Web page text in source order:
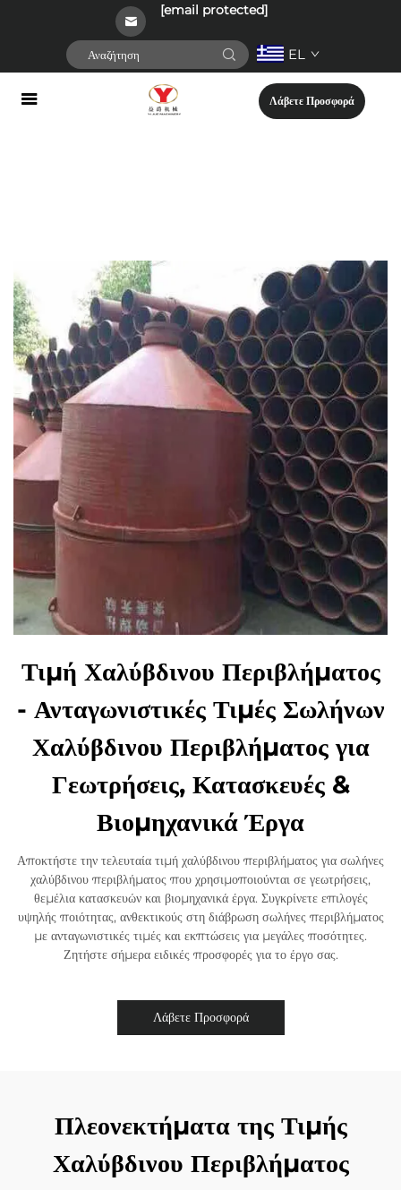
[email protected]
EL
Λάβετε Προσφορά
Τιμή Χαλύβδινου Περιβλήματος
- Ανταγωνιστικές Τιμές Σωλήνων
Χαλύβδινου Περιβλήματος για
Γεωτρήσεις, Κατασκευές &
Βιομηχανικά Έργα
Αποκτήστε την τελευταία τιμή χαλύβδινου περιβλήματος για σωλήνες
χαλύβδινου περιβλήματος που χρησιμοποιούνται σε γεωτρήσεις,
θεμέλια κατασκευών και βιομηχανικά έργα. Συγκρίνετε επιλογές
υψηλής ποιότητας, ανθεκτικούς στη διάβρωση σωλήνες περιβλήματος
με ανταγωνιστικές τιμές και εκπτώσεις για μεγάλες ποσότητες.
Ζητήστε σήμερα ειδικές προσφορές για το έργο σας.
Λάβετε Προσφορά
Πλεονεκτήματα της Τιμής
Χαλύβδινου Περιβλήματος